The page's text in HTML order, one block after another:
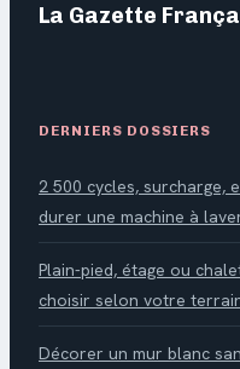
La Gazette
DERNIERS DOSSIERS
2 500 cycles, surcharge,
durer une machine à
Plain-pied, étage ou
choisir selon votre
Décorer un mur blanc